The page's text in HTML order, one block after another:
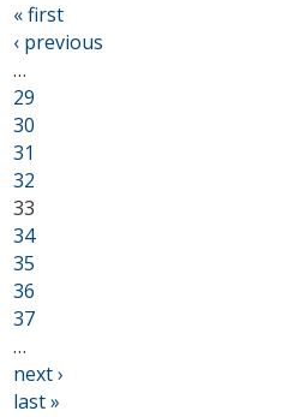
« first
‹ previous
…
29
30
31
32
33
34
35
36
37
…
next ›
last »